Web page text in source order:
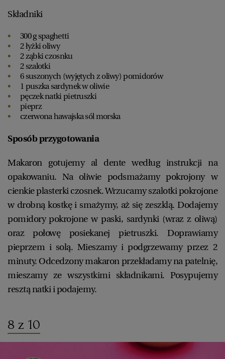
Składniki
300 g spaghetti
2 łyżki oliwy
2 ząbki czosnku
2 szalotki
6 suszonych (wyjętych z oliwy) pomidorów
1 puszka sardynek w oliwie
pęczek natki pietruszki
pieprz
czerwona hawajska sól morska
Sposób przygotowania
Makaron gotujemy al dente według instrukcji na
opakowaniu. Na oliwie podsmażamy pokrojony w
cienkie plasterki czosnek. Wrzucamy szalotki pokrojone
w drobną kostkę i smażymy, aż się zeszklą. Dodajemy
pomidory pokrojone w paski, sardynki (wraz z oliwą)
oraz połowę posiekanej pietruszki. Doprawiamy
pieprzem i solą. Mieszamy i podgrzewamy przez 2
minuty. Odcedzony makaron przekładamy na patelnię,
mieszamy ze wszystkimi składnikami. Posypujemy
resztą natki i podajemy.
8 z 10